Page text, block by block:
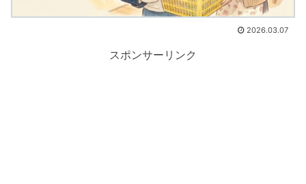
2026.03.07
スポンサーリンク